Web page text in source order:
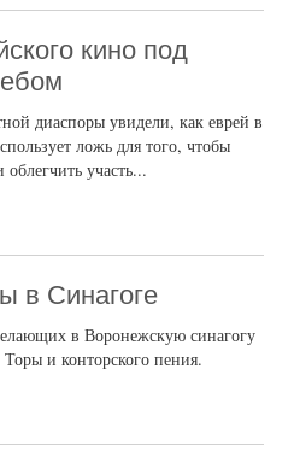
кино под
диаспоры увидели, как еврей в
ложь для того, чтобы
участь...
в Синагоге
в Воронежскую синагогу
и конторского пения.